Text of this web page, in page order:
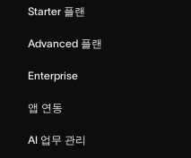
Starter 플랜
Advanced 플랜
Enterprise
앱 연동
AI 업무 관리